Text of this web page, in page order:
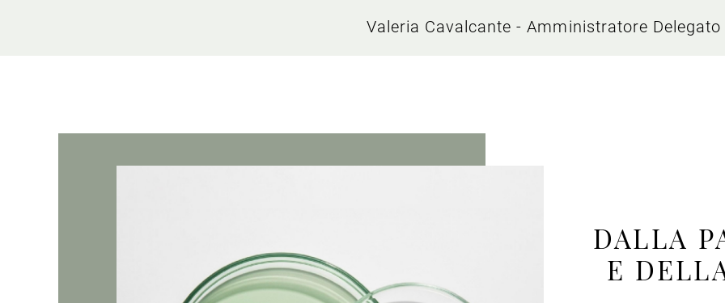
Valeria Cavalcante - Amministratore Delegato
DALLA
E